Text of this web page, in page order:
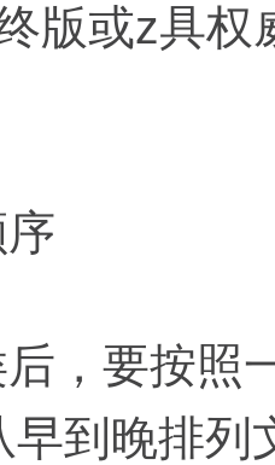
版或z具权
，要按照
早到晚排